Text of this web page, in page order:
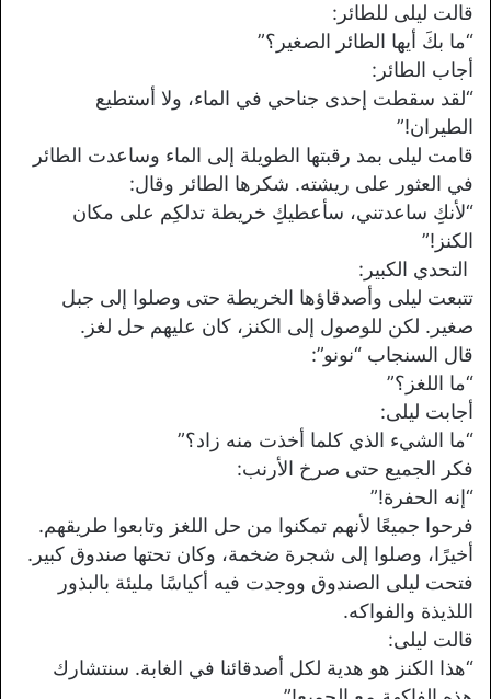
قالت ليلى للطائر:
“ما بكَ أيها الطائر الصغير؟”
أجاب الطائر:
“لقد سقطت إحدى جناحي في الماء، ولا أستطيع
الطيران!”
قامت ليلى بمد رقبتها الطويلة إلى الماء وساعدت الطائر
في العثور على ريشته. شكرها الطائر وقال:
“لأنكِ ساعدتني، سأعطيكِ خريطة تدلكِم على مكان
الكنز!”
️ التحدي الكبير:
تتبعت ليلى وأصدقاؤها الخريطة حتى وصلوا إلى جبل
صغير. لكن للوصول إلى الكنز، كان عليهم حل لغز.
قال السنجاب “نونو”:
“ما اللغز؟”
أجابت ليلى:
“ما الشيء الذي كلما أخذت منه زاد؟”
فكر الجميع حتى صرخ الأرنب:
“إنه الحفرة!”
فرحوا جميعًا لأنهم تمكنوا من حل اللغز وتابعوا طريقهم.
أخيرًا، وصلوا إلى شجرة ضخمة، وكان تحتها صندوق كبير.
فتحت ليلى الصندوق ووجدت فيه أكياسًا مليئة بالبذور
اللذيذة والفواكه.
قالت ليلى:
“هذا الكنز هو هدية لكل أصدقائنا في الغابة. سنتشارك